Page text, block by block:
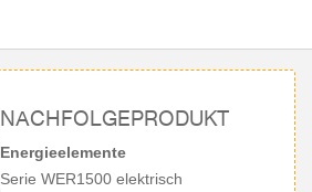
NACHFOLGEPRODUKT
Energieelemente
Serie WER1500 elektrisch